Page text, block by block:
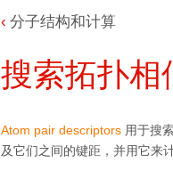
分子结构和计算
搜索拓扑相
Atom pair descriptors 用于搜
及它们之间的键距，并用它来